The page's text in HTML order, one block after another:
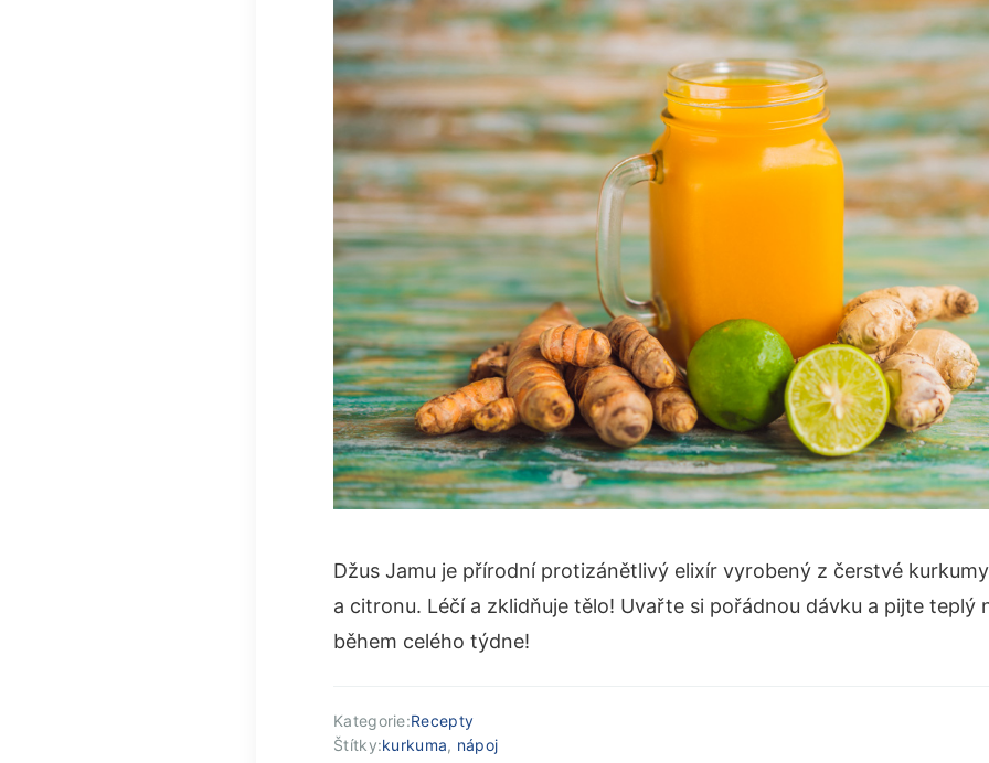
Džus Jamu je přírodní protizánětlivý elixír vyrobený z čerstvé
a citronu. Léčí a zklidňuje tělo! Uvařte si pořádnou dávku a pijte teplý
během celého týdne!
Kategorie:Recepty
Štítky:kurkuma, nápoj